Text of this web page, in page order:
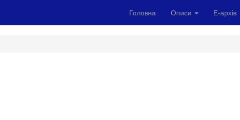
Головна Описи Е-архів